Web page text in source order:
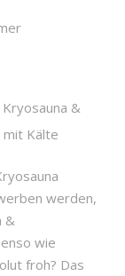
&
mit Kälte
werden,
&
wie
froh? Das